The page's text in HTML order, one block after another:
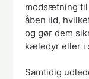
modsætning til
åben ild,
og gør dem
kæledyr eller i
Samtidig